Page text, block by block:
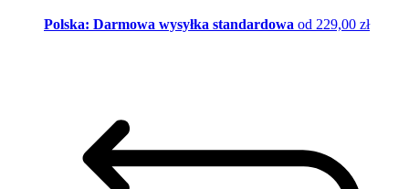
Polska: Darmowa wysyłka standardowa od 229,00 zł